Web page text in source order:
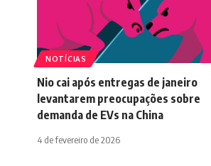
NOTÍCIAS
Nio cai após entregas de janeiro
levantarem preocupações sobre
demanda de EVs na China
4 de fevereiro de 2026